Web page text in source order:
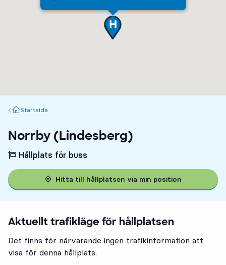
Startsida
Startsida
Norrby (Lindesberg)
Hållplats för buss
Hitta till hållplatsen via min position
Aktuellt trafikläge för hållplatsen
Det finns för närvarande ingen trafikinformation att
visa för denna hållplats.